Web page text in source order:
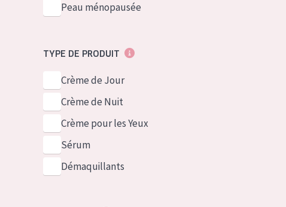
Peau ménopausée
TYPE DE PRODUIT
Crème de Jour
Crème de Nuit
Crème pour les Yeux
Sérum
Démaquillants